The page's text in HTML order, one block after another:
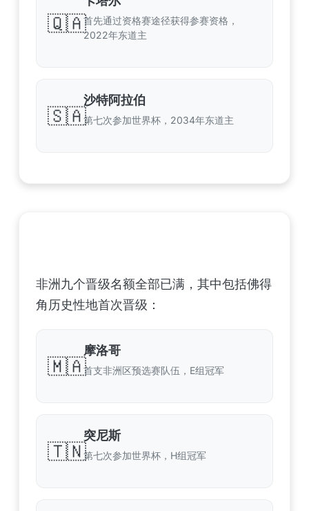
🇶🇦首先通过资格赛途径获得参赛资格，
2022年东道主
🇸🇦
沙特阿拉伯
第七次参加世界杯，2034年东道主
非洲九个晋级名额全部已满，其中包括佛得
角历史性地首次晋级：
🇲🇦
摩洛哥
首支非洲区预选赛队伍，E组冠军
🇹🇳
突尼斯
第七次参加世界杯，H组冠军